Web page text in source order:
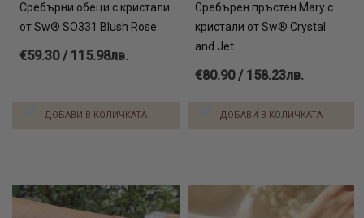
Сребърни обеци с кристали
от Sw® SO331 Blush Rose
€59.30 / 115.98лв.
ДОБАВИ В КОЛИЧКАТА
Сребърен пръстен Mary с
кристали от Sw® Crystal
and Jet
€80.90 / 158.23лв.
ДОБАВИ В КОЛИЧКАТА